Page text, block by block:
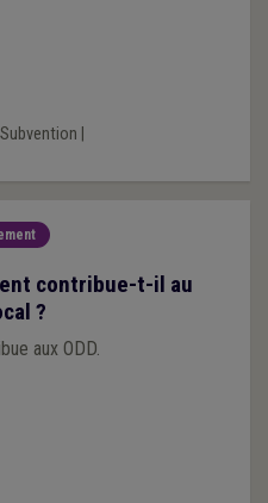
Subvention
contribue-t-il au
?
aux ODD.